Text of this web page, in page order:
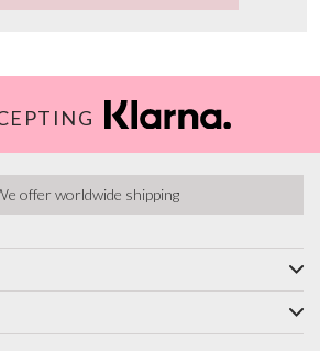
offer worldwide shipping